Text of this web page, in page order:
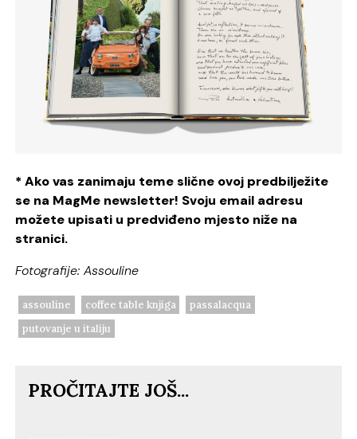
* Ako vas zanimaju teme slične ovoj predbilježite
se na MagMe newsletter! Svoju email adresu
možete upisati u predviđeno mjesto niže na
stranici.
Fotografije: Assouline
assouline coffee table knjiga
passalacqua
putovanje u italiju
PROČITAJTE JOŠ...